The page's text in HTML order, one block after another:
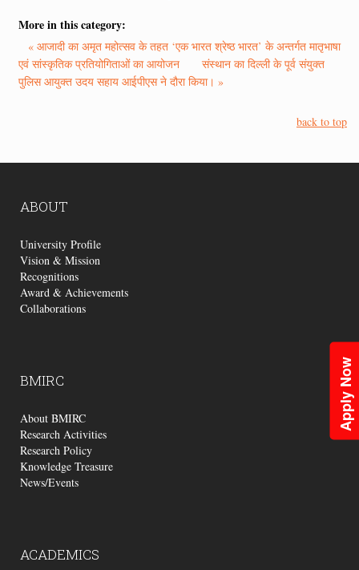
Apply Now
More in this category:
« आजादी का अमृत महोत्सव के तहत ‘एक भारत श्रेष्ठ भारत’ के अन्तर्गत मातृभाषा
एवं सांस्कृतिक प्रतियोगिताओं का आयोजन
संस्थान का दिल्ली के पूर्व संयुक्त
पुलिस आयुक्त उदय सहाय आईपीएस ने दौरा किया। »
back to top
ABOUT
University Profile
Vision & Mission
Recognitions
Award & Achievements
Collaborations
BMIRC
About BMIRC
Research Activities
Research Policy
Knowledge Treasure
News/Events
ACADEMICS